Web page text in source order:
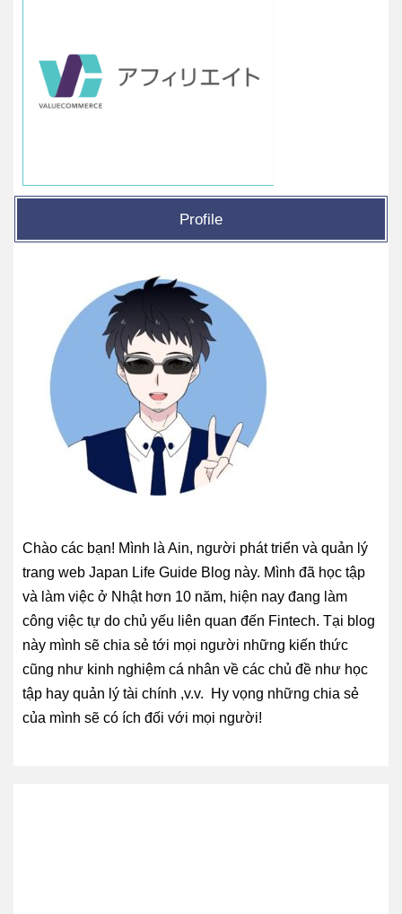
Profile
Chào các bạn! Mình là Ain, người phát triển và quản lý
trang web Japan Life Guide Blog này. Mình đã học tập
và làm việc ở Nhật hơn 10 năm, hiện nay đang làm
công việc tự do chủ yếu liên quan đến Fintech. Tại blog
này mình sẽ chia sẻ tới mọi người những kiến thức
cũng như kinh nghiệm cá nhân về các chủ đề như học
tập hay quản lý tài chính ,v.v. Hy vọng những chia sẻ
của mình sẽ có ích đối với mọi người!